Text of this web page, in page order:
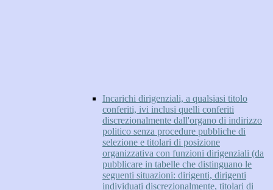
Incarichi dirigenziali, a qualsiasi titolo
conferiti, ivi inclusi quelli conferiti
discrezionalmente dall'organo di indirizzo
politico senza procedure pubbliche di
selezione e titolari di posizione
organizzativa con funzioni dirigenziali (da
pubblicare in tabelle che distinguano le
seguenti situazioni: dirigenti, dirigenti
individuati discrezionalmente, titolari di